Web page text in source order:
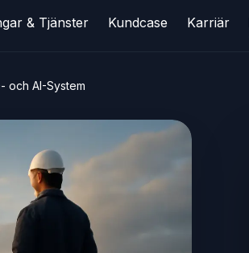
& Tjänster Kundcase Karriär
och AI-System